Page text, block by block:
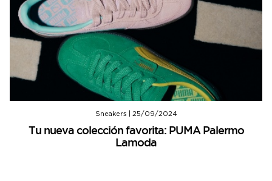
Sneakers 25/09/2024
Tu nueva colección favorita: PUMA Palermo
Lamoda